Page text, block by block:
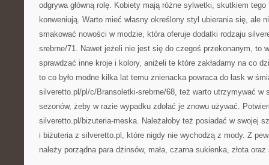
odgrywa główną rolę. Kobiety mają różne sylwetki, skutkiem
konweniują. Warto mieć własny określony styl ubierania się, ale
smakować nowości w modzie, która oferuje dodatki rodzaju
srebrne/71. Nawet jeżeli nie jest się do czegoś przekonanym, to
sprawdzać inne kroje i kolory, aniżeli te które zakładamy na co
to co było modne kilka lat temu znienacka powraca do łask w
silveretto.pl/pl/c/Bransoletki-srebrne/68, też warto utrzymywać w
sezonów, żeby w razie wypadku zdołać je znowu używać.
silveretto.pl/bizuteria-meska. Należałoby też posiadać w swojej
i biżuteria z silveretto.pl, które nigdy nie wychodzą z mody. Z
należy porządna para dżinsów, mała, czarna sukienka, złota